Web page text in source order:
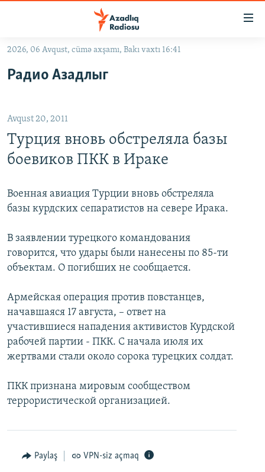
Əsas
qayıt
qayıt
Axtarışa
keç
#İZAHLA
#ƏSLINDƏ
FƏRQƏ BAX
ARAŞDIRMA
MULTIMEDIA
VIDEO
FOTOQALEREYA
KARIKATURA
RADIO ARXIV
OXU ZALI
İSLAM VƏ DEMOKRATIYA
İZ - MƏDƏNIYYƏT PROQRAMI
HAQQIMIZDA
PEŞƏ ETIKASI VƏ JURNALISTIKA STANDARTLARIMIZ
MATERIALLARIMIZDAN ISTIFADƏ
AZADLIQRADIOSU MOBIL TELEFONUNUZDA
BIZIMLƏ ƏLAQƏ
XƏBƏR BÜLLETENLƏRIMIZ
RFE/RL-in bütün saytları
2026, 06 Avqust, cümə axşamı, Bakı vaxtı 16:41
Радио Азадлыг
Avqust 20, 2011
Турция вновь обстреляла базы
боевиков ПКК в Ираке
Военная авиация Турции вновь обстреляла
базы курдских сепаратистов на севере Ирака.
В заявлении турецкого командования
говорится, что удары были нанесены по 85-ти
объектам. О погибших не сообщается.
Армейская операция против повстанцев,
начавшаяся 17 августа, – ответ на
участившиеся нападения активистов Курдской
рабочей партии - ПКК. С начала июля их
жертвами стали около сорока турецких солдат.
ПКК признана мировым сообществом
террористической организацией.
Paylaş VPN-siz açmaq